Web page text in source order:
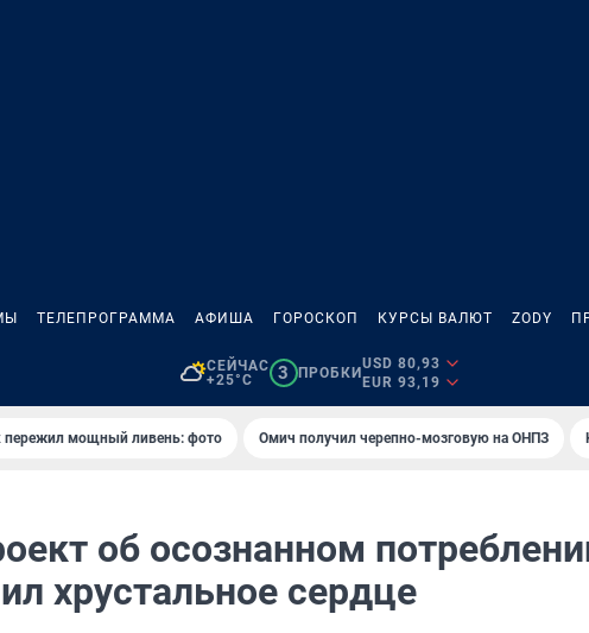
ТЕЛЕПРОГРАММА АФИША ГОРОСКОП КУРСЫ ВАЛЮТ ZODY
СЕЙЧАС
+25°C
3 ПРОБКИ
USD 80,93
EUR 93,19
пережил мощный ливень: фото Омич получил черепно-мозговую на ОНПЗ
об осознанном
хрустальное сердце